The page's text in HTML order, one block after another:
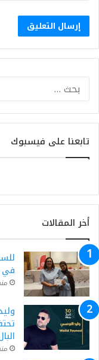
تابعنا على فيسبوك
أخر المقالات
في